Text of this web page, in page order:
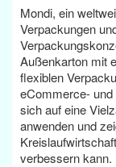
Mondi, ein
Verpackungen
Außenkarton mit
flexiblen
eCommerce-
sich auf eine
anwenden und
verbessern kann.